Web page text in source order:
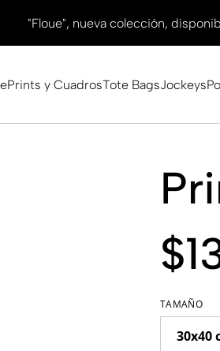
"Floue", nueva colección,
Prints y CuadrosTote BagsJockeys
TAMAÑO